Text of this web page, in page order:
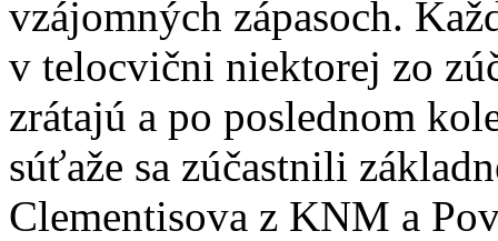
vzájomných zápasoch.
v telocvični niektorej zo
zrátajú a po poslednom
súťaže sa zúčastnili
Clementisova z KNM a